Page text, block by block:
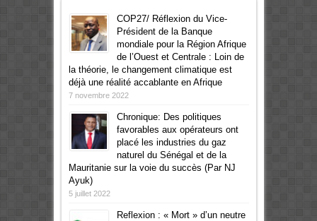
COP27/ Réflexion du Vice-
Président de la Banque
mondiale pour la Région Afrique
de l’Ouest et Centrale : Loin de
la théorie, le changement climatique est
déjà une réalité accablante en Afrique
7 novembre 2022
Chronique: Des politiques
favorables aux opérateurs ont
placé les industries du gaz
naturel du Sénégal et de la
Mauritanie sur la voie du succès (Par NJ
Ayuk)
5 juillet 2022
Reflexion : « Mort » d’un neutre